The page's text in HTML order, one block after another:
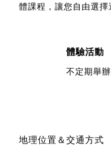
體課程，讓您自由選擇
體驗活動
不定期舉
地理位置＆交通方式